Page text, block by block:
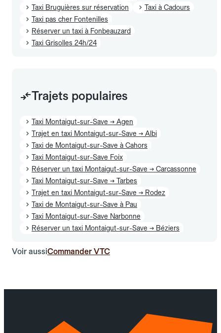
Taxi Bruguières sur réservation
Taxi à Cadours
Taxi pas cher Fontenilles
Réserver un taxi à Fonbeauzard
Taxi Grisolles 24h/24
Trajets populaires
Taxi Montaigut-sur-Save → Agen
Trajet en taxi Montaigut-sur-Save → Albi
Taxi de Montaigut-sur-Save à Cahors
Taxi Montaigut-sur-Save Foix
Réserver un taxi Montaigut-sur-Save → Carcassonne
Taxi Montaigut-sur-Save → Tarbes
Trajet en taxi Montaigut-sur-Save → Rodez
Taxi de Montaigut-sur-Save à Pau
Taxi Montaigut-sur-Save Narbonne
Réserver un taxi Montaigut-sur-Save → Béziers
Voir aussiCommander VTC